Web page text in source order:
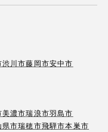
渋川市藤岡市安中市
美濃市瑞浪市羽島市
県市瑞穂市飛騨市本巣市